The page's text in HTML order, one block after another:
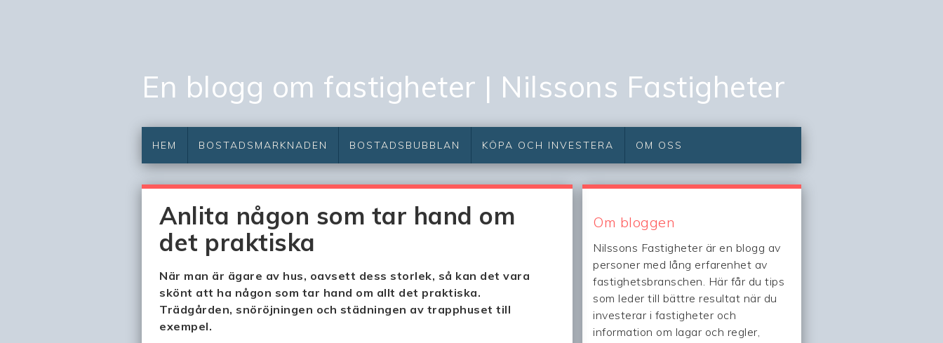
En blogg om fastigheter | Nilssons Fastigheter
HEM BOSTADSMARKNADEN BOSTADSBUBBLAN KÖPA OCH INVESTERA OM OSS
Anlita någon som tar hand om
det praktiska
När man är ägare av hus, oavsett dess storlek, så kan det vara
skönt att ha någon som tar hand om allt det praktiska.
Trädgården, snöröjningen och städningen av trapphuset till
exempel.
Om bloggen
Nilssons Fastigheter är en blogg av
personer med lång erfarenhet av
fastighetsbranschen. Här får du tips
som leder till bättre resultat när du
investerar i fastigheter och
information om lagar och regler,